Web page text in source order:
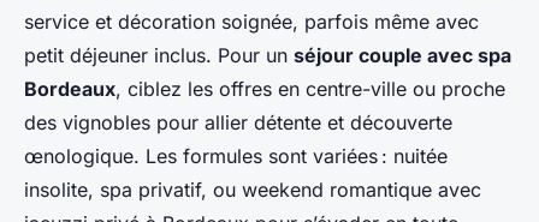
service et décoration soignée, parfois même avec
petit déjeuner inclus. Pour un séjour couple avec spa
Bordeaux, ciblez les offres en centre-ville ou proche
des vignobles pour allier détente et découverte
œnologique. Les formules sont variées : nuitée
insolite, spa privatif, ou weekend romantique avec